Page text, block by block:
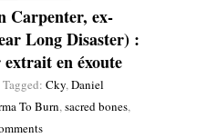
Carpenter, ex-
Long Disaster) :
en éxoute
Tagged: Cky,Daniel
To Burn,sacred bones,